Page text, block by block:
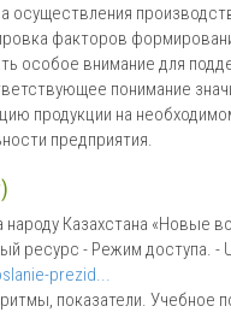
осуществления
факторов
особое внимание для
понимание
продукции на
предприятия.
Казахстана «Новые
ресурс - Режим доступа. -
prezid...
показатели. Учебное